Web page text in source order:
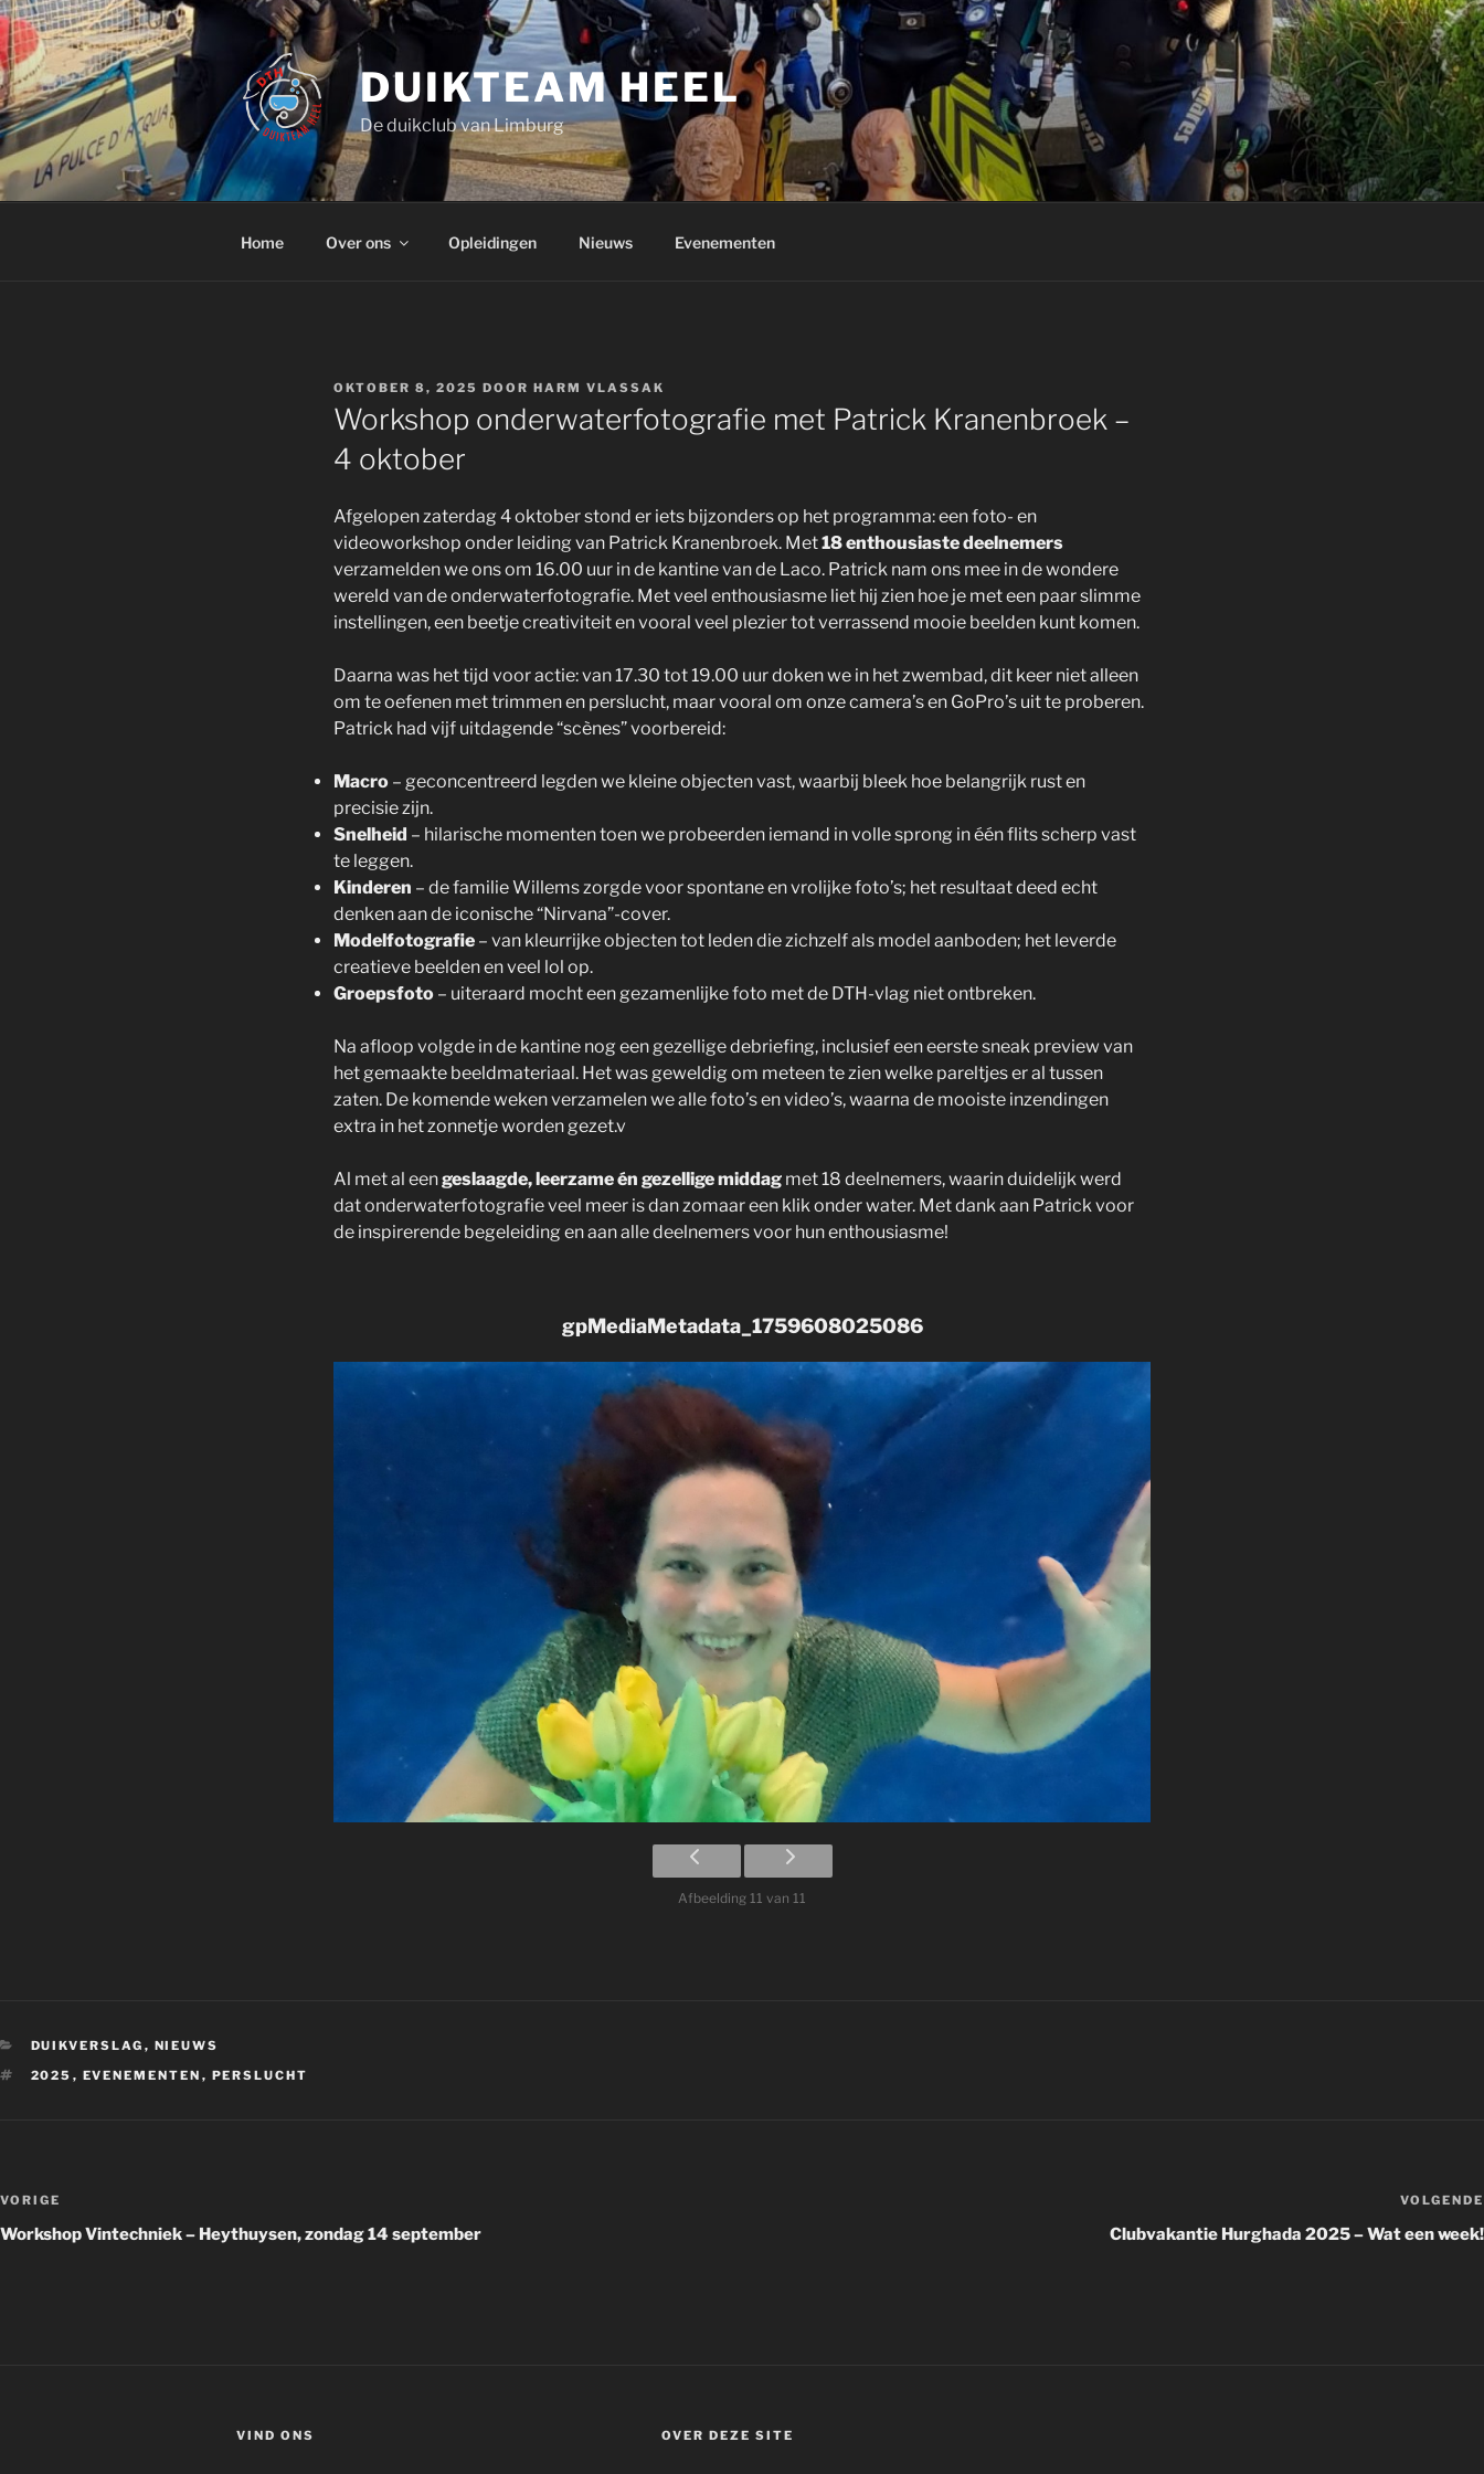
Ga
naar
de
inhoud
DUIKTEAM HEEL
De duikclub van Limburg
Home Over ons Opleidingen Nieuws Evenementen
GEPLAATST
OP
OKTOBER 8, 2025 DOOR HARM VLASSAK
Workshop onderwaterfotografie met Patrick Kranenbroek –
4 oktober
Afgelopen zaterdag 4 oktober stond er iets bijzonders op het programma: een foto- en
videoworkshop onder leiding van Patrick Kranenbroek. Met18 enthousiaste deelnemers
verzamelden we ons om 16.00 uur in de kantine van de Laco. Patrick nam ons mee in de wondere
wereld van de onderwaterfotografie. Met veel enthousiasme liet hij zien hoe je met een paar slimme
instellingen, een beetje creativiteit en vooral veel plezier tot verrassend mooie beelden kunt komen.
Daarna was het tijd voor actie: van 17.30 tot 19.00 uur doken we in het zwembad, dit keer niet alleen
om te oefenen met trimmen en perslucht, maar vooral om onze camera’s en GoPro’s uit te proberen.
Patrick had vijf uitdagende “scènes” voorbereid:
Macro – geconcentreerd legden we kleine objecten vast, waarbij bleek hoe belangrijk rust en
precisie zijn.
Snelheid – hilarische momenten toen we probeerden iemand in volle sprong in één flits scherp vast
te leggen.
Kinderen – de familie Willems zorgde voor spontane en vrolijke foto’s; het resultaat deed echt
denken aan de iconische “Nirvana”-cover.
Modelfotografie – van kleurrijke objecten tot leden die zichzelf als model aanboden; het leverde
creatieve beelden en veel lol op.
Groepsfoto – uiteraard mocht een gezamenlijke foto met de DTH-vlag niet ontbreken.
Na afloop volgde in de kantine nog een gezellige debriefing, inclusief een eerste sneak preview van
het gemaakte beeldmateriaal. Het was geweldig om meteen te zien welke pareltjes er al tussen
zaten. De komende weken verzamelen we alle foto’s en video’s, waarna de mooiste inzendingen
extra in het zonnetje worden gezet.v
Al met al eengeslaagde, leerzame én gezellige middag met 18 deelnemers, waarin duidelijk werd
dat onderwaterfotografie veel meer is dan zomaar een klik onder water. Met dank aan Patrick voor
de inspirerende begeleiding en aan alle deelnemers voor hun enthousiasme!
gpMediaMetadata_1759608025086
Afbeelding 11 van 11
CATEGORIEËN
DUIKVERSLAG , NIEUWS
TAGS
2025 , EVENEMENTEN , PERSLUCHT
Bericht
navigatie
Vorig
bericht
VORIGE
Workshop Vintechniek – Heythuysen, zondag 14 september
VOLGENDE
Clubvakantie Hurghada 2025 – Wat een week!
VIND ONS OVER DEZE SITE